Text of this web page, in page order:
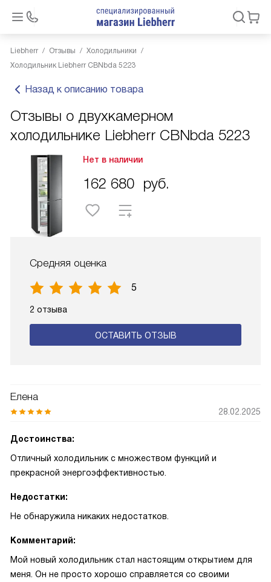
Liebherr Отзывы
Холодильники
Холодильник Liebherr CBNbda 5223
Назад к описанию товара
Отзывы о двухкамерном
холодильнике Liebherr CBNbda 5223
Нет в наличии
162 680 руб.
Средняя оценка
5
2 отзыва
ОСТАВИТЬ ОТЗЫВ
Елена
28.02.2025
Достоинства:
Отличный холодильник с множеством функций и
прекрасной энергоэффективностью.
Недостатки:
Не обнаружила никаких недостатков.
Комментарий:
Мой новый холодильник стал настоящим открытием для
меня. Он не просто хорошо справляется со своими